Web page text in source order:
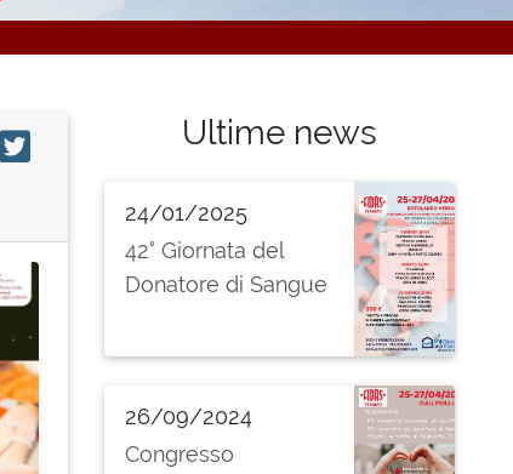
Ultime news
24/01/2025
42° Giornata del
Donatore di Sangue
26/09/2024
Congresso